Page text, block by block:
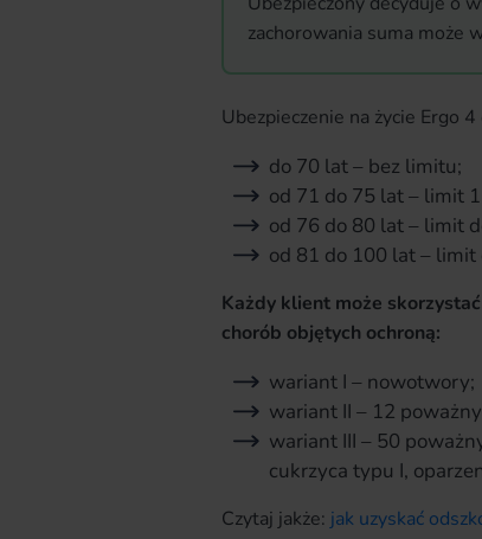
zachorowania suma może
Ubezpieczenie na życie Ergo
do 70 lat – bez limitu;
od 71 do 75 lat – limit 1
od 76 do 80 lat – limit
od 81 do 100 lat – limit
Każdy klient może
chorób objętych ochroną:
wariant I – nowotwory;
wariant II – 12
wariant III – 50
cukrzyca typu I,
Czytaj jakże: jak uzyskać